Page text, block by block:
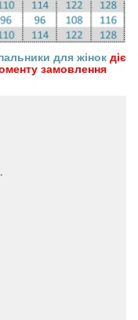
для жінок діє
замовлення